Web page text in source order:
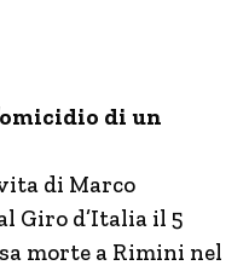
di un
di Marco
Giro d’Italia il 5
morte a Rimini nel